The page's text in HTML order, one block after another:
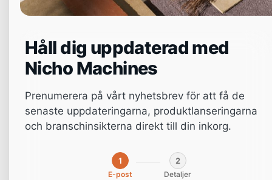
Håll dig uppdaterad med
Nicho Machines
Prenumerera på vårt nyhetsbrev för att få de
senaste uppdateringarna, produktlanseringarna
och branschinsikterna direkt till din inkorg.
1
E-post
2
Detaljer